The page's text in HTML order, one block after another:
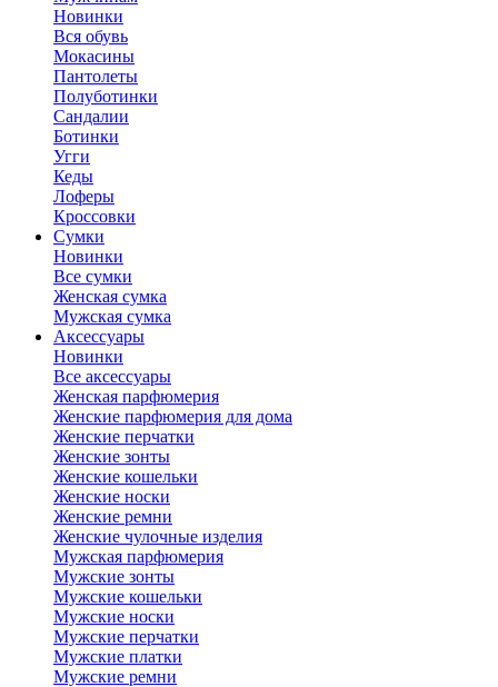
Новинки
Вся обувь
Мокасины
Пантолеты
Полуботинки
Сандалии
Ботинки
Угги
Кеды
Лоферы
Кроссовки
Сумки
Новинки
Все сумки
Женская сумка
Мужская сумка
Аксессуары
Новинки
Все аксессуары
Женская парфюмерия
Женские парфюмерия для дома
Женские перчатки
Женские зонты
Женские кошельки
Женские носки
Женские ремни
Женские чулочные изделия
Мужская парфюмерия
Мужские зонты
Мужские кошельки
Мужские носки
Мужские перчатки
Мужские платки
Мужские ремни